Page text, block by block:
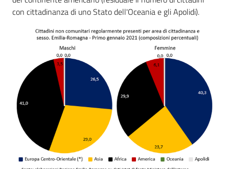
con cittadinanza di uno Stato dell'Oceania e gli Apolidi).